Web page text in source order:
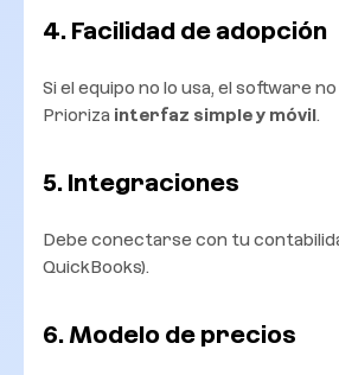
4. Facilidad de adopción
Si el equipo no lo usa, el software
Prioriza interfaz simple y móvil.
5. Integraciones
Debe conectarse con tu
QuickBooks).
6. Modelo de precios